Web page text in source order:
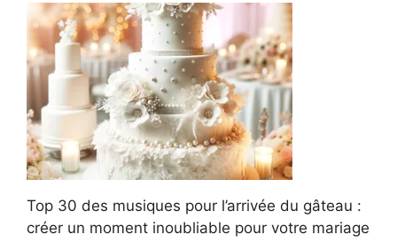
Top 30 des musiques pour l’arrivée du gâteau :
créer un moment inoubliable pour votre mariage